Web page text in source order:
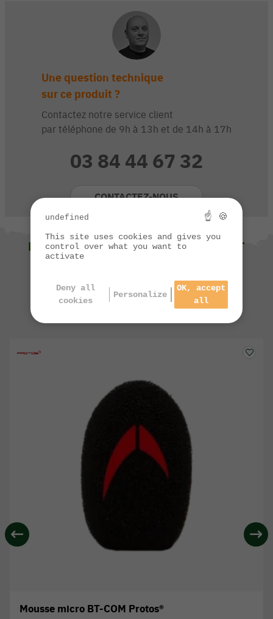
Une question technique
sur ce produit ?
Contactez notre service client
par téléphone de 9h à 13h et de 14h à 17h
03 84 44 67 32
CONTACTEZ-NOUS
NOUS VOUS SUGGÉRONS ÉGALEMENT
Mousse micro BT-COM Protos®
undefined ☝ 🍪
This site uses cookies and gives you
control over what you want to
activate
Deny all
cookies
Personalize
OK, accept
all